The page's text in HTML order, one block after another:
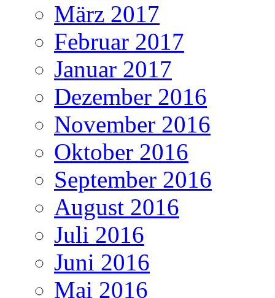
März 2017
Februar 2017
Januar 2017
Dezember 2016
November 2016
Oktober 2016
September 2016
August 2016
Juli 2016
Juni 2016
Mai 2016